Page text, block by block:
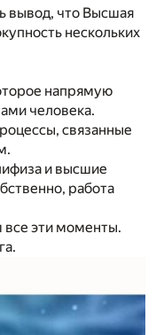
вывод, что Высшая
нескольких
напрямую
человека.
связанные
и высшие
работа
эти моменты.